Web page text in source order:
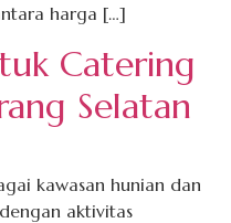
harga […]
Catering
Selatan
kawasan hunian dan
aktivitas